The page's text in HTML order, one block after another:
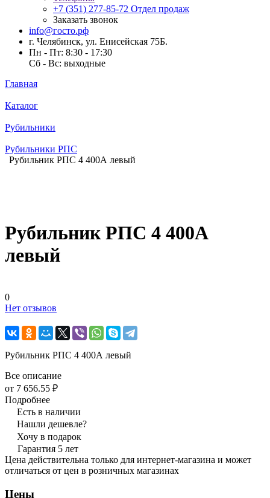
+7 (351) 277-85-72 Отдел продаж
Заказать звонок
info@госто.рф
г. Челябинск, ул. Енисейская 75Б.
Пн - Пт: 8:30 - 17:30
Сб - Вс: выходные
Главная
Каталог
Рубильники
Рубильники РПС
Рубильник РПС 4 400А левый
Рубильник РПС 4 400А
левый
0
Нет отзывов
Рубильник РПС 4 400А левый
Все описание
от 7 656.55 ₽
Подробнее
Есть в наличии
Нашли дешевле?
Хочу в подарок
Гарантия 5 лет
Цена действительна только для интернет-магазина и может
отличаться от цен в розничных магазинах
Цены